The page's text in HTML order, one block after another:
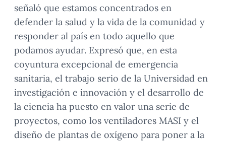
señaló que estamos concentrados en
defender la salud y la vida de la comunidad y
responder al país en todo aquello que
podamos ayudar. Expresó que, en esta
coyuntura excepcional de emergencia
sanitaria, el trabajo serio de la Universidad en
investigación e innovación y el desarrollo de
la ciencia ha puesto en valor una serie de
proyectos, como los ventiladores MASI y el
diseño de plantas de oxígeno para poner a la